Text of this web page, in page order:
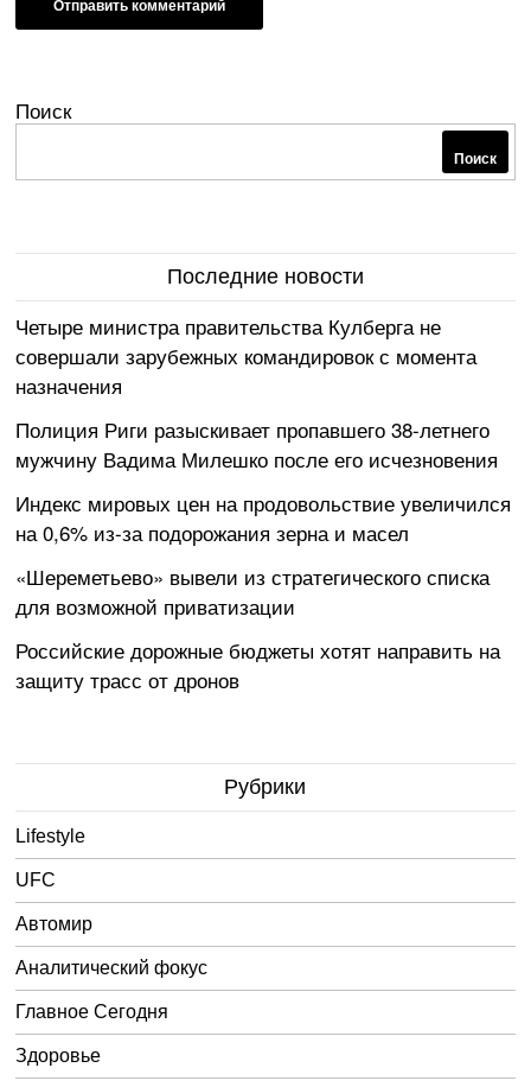
Поиск
Поиск
Последние новости
Четыре министра правительства Кулберга не
совершали зарубежных командировок с момента
назначения
Полиция Риги разыскивает пропавшего 38-летнего
мужчину Вадима Милешко после его исчезновения
Индекс мировых цен на продовольствие увеличился
на 0,6% из-за подорожания зерна и масел
«Шереметьево» вывели из стратегического списка
для возможной приватизации
Российские дорожные бюджеты хотят направить на
защиту трасс от дронов
Рубрики
Lifestyle
UFC
Автомир
Аналитический фокус
Главное Сегодня
Здоровье